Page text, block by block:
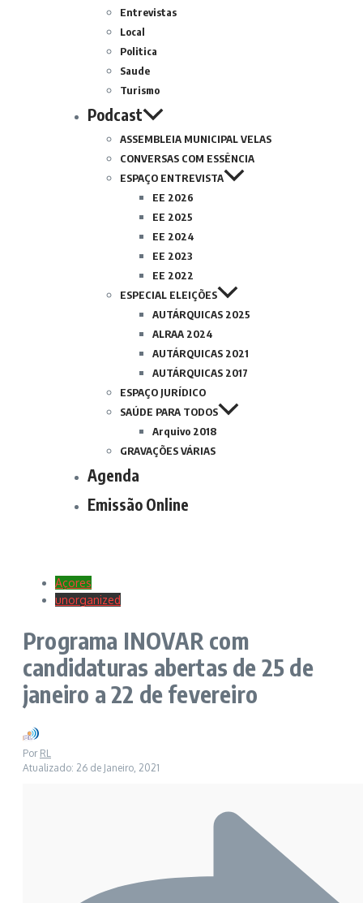
Entrevistas
Local
Politica
Saude
Turismo
Podcast
ASSEMBLEIA MUNICIPAL VELAS
CONVERSAS COM ESSÊNCIA
ESPAÇO ENTREVISTA
EE 2026
EE 2025
EE 2024
EE 2023
EE 2022
ESPECIAL ELEIÇÕES
AUTÁRQUICAS 2025
ALRAA 2024
AUTÁRQUICAS 2021
AUTÁRQUICAS 2017
ESPAÇO JURÍDICO
SAÚDE PARA TODOS
Arquivo 2018
GRAVAÇÕES VÁRIAS
Agenda
Emissão Online
Açores
unorganized
Programa INOVAR com
candidaturas abertas de 25 de
janeiro a 22 de fevereiro
Por RL
Atualizado: 26 de Janeiro, 2021